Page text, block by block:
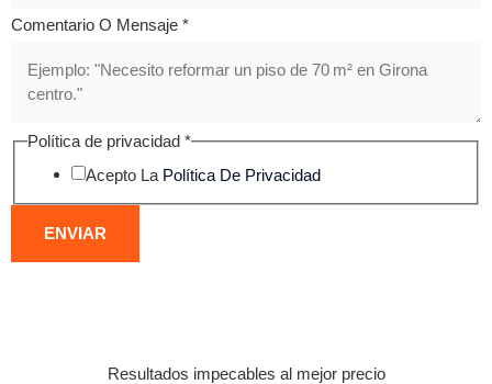
Comentario O Mensaje *
Política de privacidad*
Acepto La Política De Privacidad
ENVIAR
Resultados impecables al mejor precio